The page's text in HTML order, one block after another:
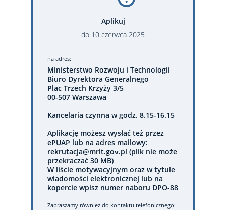
Aplikuj
do 10 czerwca 2025
na adres:
Ministerstwo Rozwoju i Technologii
Biuro Dyrektora Generalnego
Plac Trzech Krzyży 3/5
00-507 Warszawa
Kancelaria czynna w godz. 8.15-16.15
Aplikację możesz wysłać też przez
ePUAP lub na adres mailowy:
rekrutacja@mrit.gov.pl (plik nie może
przekraczać 30 MB)
W liście motywacyjnym oraz w tytule
wiadomości elektronicznej lub na
kopercie wpisz numer naboru DPO-88
Zapraszamy również do kontaktu telefonicznego: